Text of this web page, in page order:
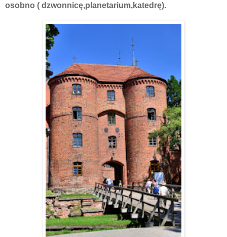
osobno ( dzwonnicę,planetarium,katedrę).